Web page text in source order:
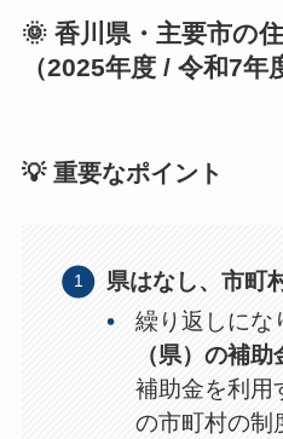
🌞 香川県・主要市の
（2025年度 / 令和7年
💡 重要なポイント
県はなし、市町
繰り返しにな
（県）の補助
補助金を利用
の市町村の制